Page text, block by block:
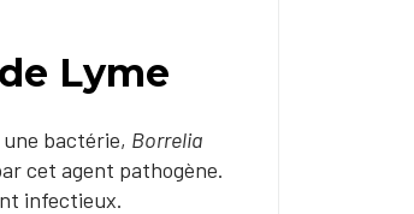
Lyme
bactérie, Borrelia
cet agent pathogène.
infectieux.